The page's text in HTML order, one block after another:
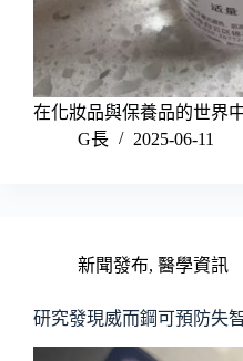
在化妝品與保養品的世界
G長
2025-06-11
新聞發布, 醫學資訊
研究發現威而鋼可預防失